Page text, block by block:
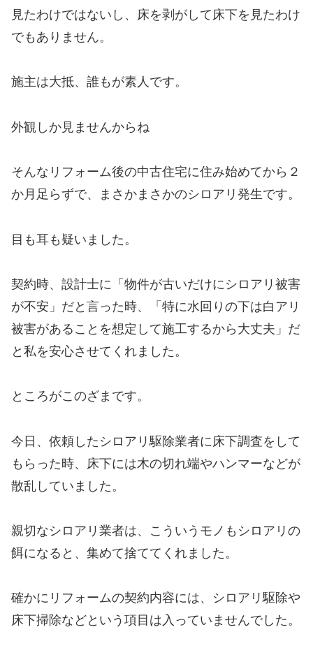
見たわけではないし、床を剥がして床下を見たわけ
でもありません。
施主は大抵、誰もが素人です。
外観しか見ませんからね
そんなリフォーム後の中古住宅に住み始めてから２
か月足らずで、まさかまさかのシロアリ発生です。
目も耳も疑いました。
契約時、設計士に「物件が古いだけにシロアリ被害
が不安」だと言った時、「特に水回りの下は白アリ
被害があることを想定して施工するから大丈夫」だ
と私を安心させてくれました。
ところがこのざまです。
今日、依頼したシロアリ駆除業者に床下調査をして
もらった時、床下には木の切れ端やハンマーなどが
散乱していました。
親切なシロアリ業者は、こういうモノもシロアリの
餌になると、集めて捨ててくれました。
確かにリフォームの契約内容には、シロアリ駆除や
床下掃除などという項目は入っていませんでした。